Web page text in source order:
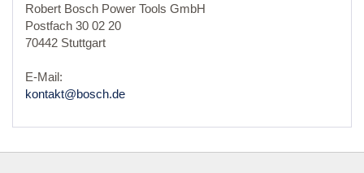
Robert Bosch Power Tools GmbH
Postfach 30 02 20
70442 Stuttgart
E-Mail:
kontakt@bosch.de